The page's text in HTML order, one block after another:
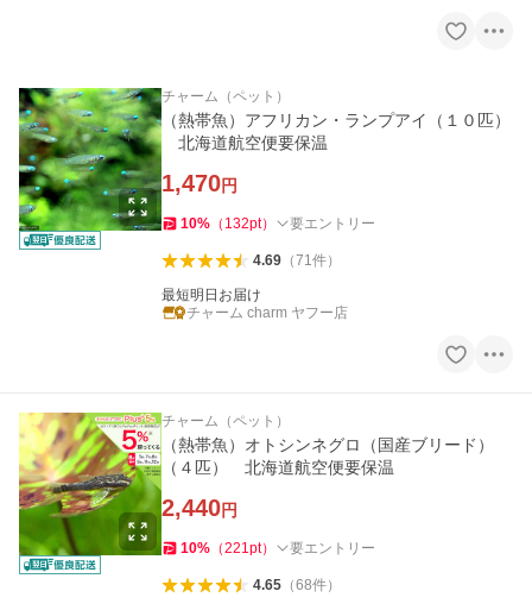
チャーム（ペット）
（熱帯魚）アフリカン・ランプアイ（１０匹）
北海道航空便要保温
1,470円
10% （ 132pt） 要エントリー
4.69（71件）
最短明日お届け
チャーム charm ヤフー店
チャーム（ペット）
（熱帯魚）オトシンネグロ（国産ブリード）
（４匹） 北海道航空便要保温
2,440円
10% （221pt） 要エントリー
4.65（68件）